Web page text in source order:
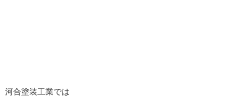
河合塗装工業では